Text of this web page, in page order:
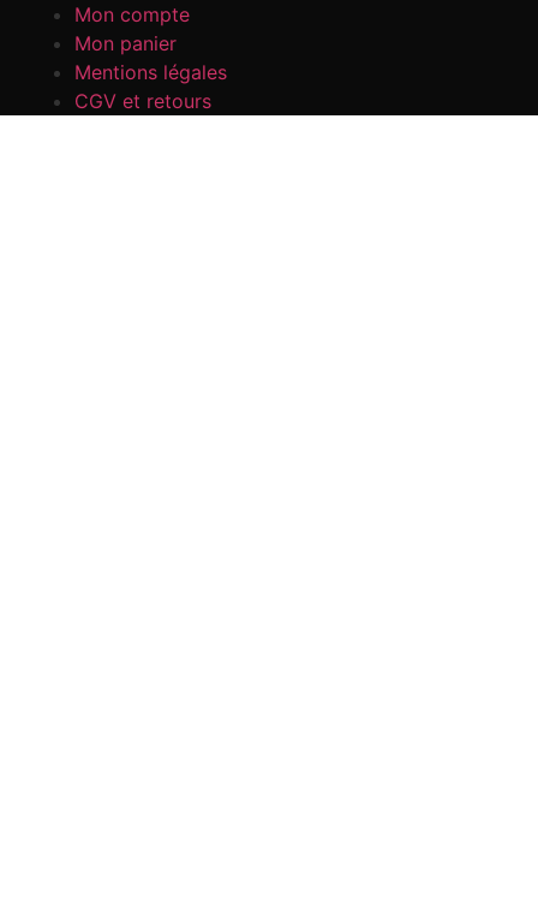
Mon compte
Mon panier
Mentions légales
CGV et retours